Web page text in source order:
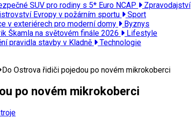
SUV pro rodiny s 5* Euro NCAP
Zpravodajství
Evropy v požárním sportu
Sport
v exteriérech pro moderní domy
Byznys
Škamla na světovém finále 2026
Lifestyle
pravidla stavby v Kladně
Technologie
Do Ostrova řidiči pojedou po novém mikrokoberci
po novém mikrokoberci